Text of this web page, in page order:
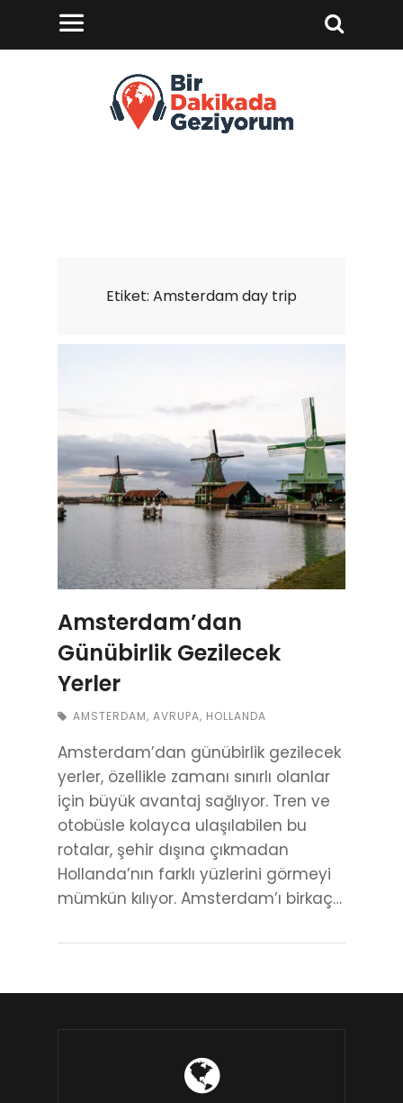
Etiket: Amsterdam day trip
Amsterdam’dan
Günübirlik Gezilecek
Yerler
AMSTERDAM, AVRUPA, HOLLANDA
Amsterdam’dan günübirlik gezilecek
yerler, özellikle zamanı sınırlı olanlar
için büyük avantaj sağlıyor. Tren ve
otobüsle kolayca ulaşılabilen bu
rotalar, şehir dışına çıkmadan
Hollanda’nın farklı yüzlerini görmeyi
mümkün kılıyor. Amsterdam’ı birkaç…